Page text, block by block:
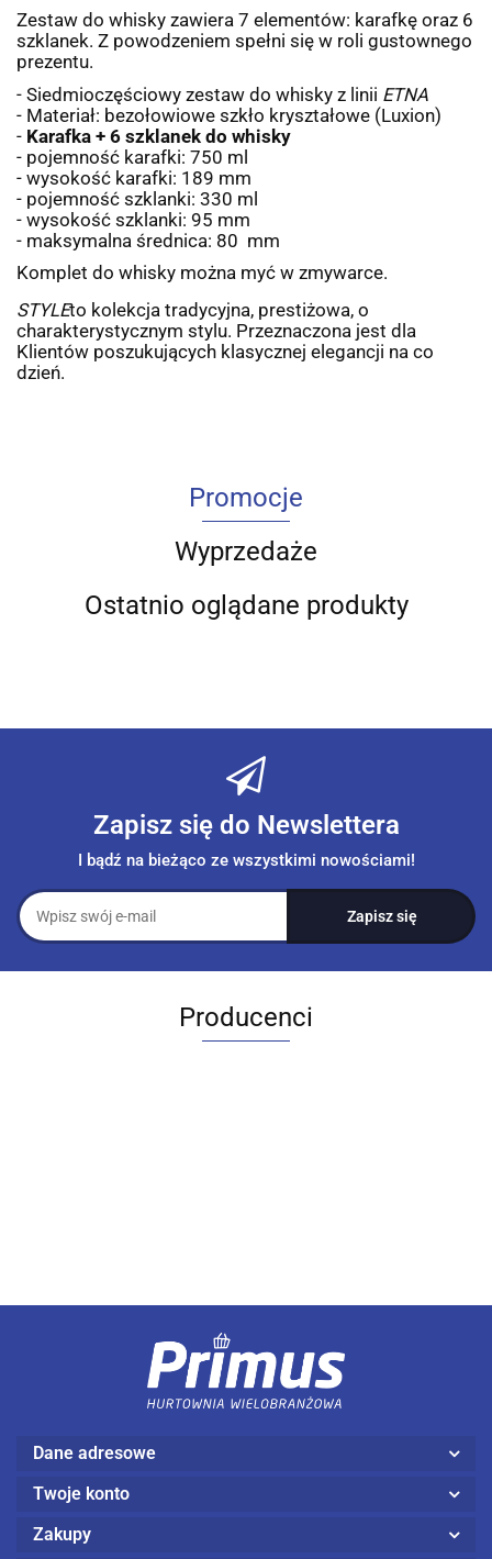
Zestaw do whisky zawiera 7 elementów: karafkę oraz 6
szklanek. Z powodzeniem spełni się w roli gustownego
prezentu.
- Siedmioczęściowy zestaw do whisky z linii ETNA
- Materiał: bezołowiowe szkło kryształowe (Luxion)
- Karafka + 6 szklanek do whisky
- pojemność karafki: 750 ml
- wysokość karafki: 189 mm
- pojemność szklanki: 330 ml
- wysokość szklanki: 95 mm
- maksymalna średnica: 80 mm
Komplet do whisky można myć w zmywarce.
STYLEto kolekcja tradycyjna, prestiżowa, o
charakterystycznym stylu. Przeznaczona jest dla
Klientów poszukujących klasycznej elegancji na co
dzień.
Promocje
Wyprzedaże
Ostatnio oglądane produkty
Zapisz się do Newslettera
I bądź na bieżąco ze wszystkimi nowościami!
Producenci
Dane adresowe
Twoje konto
Zakupy